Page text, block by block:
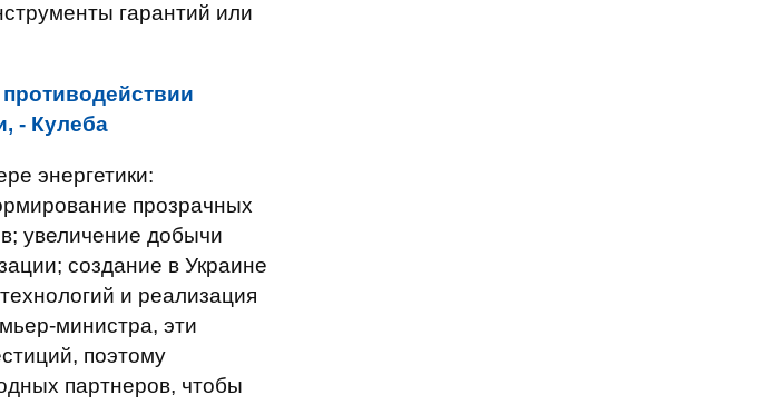
гарантий или
- Кулеба
энергетики:
прозрачных
увеличение добычи
создание в Украине
и реализация
министра, эти
поэтому
партнеров, чтобы